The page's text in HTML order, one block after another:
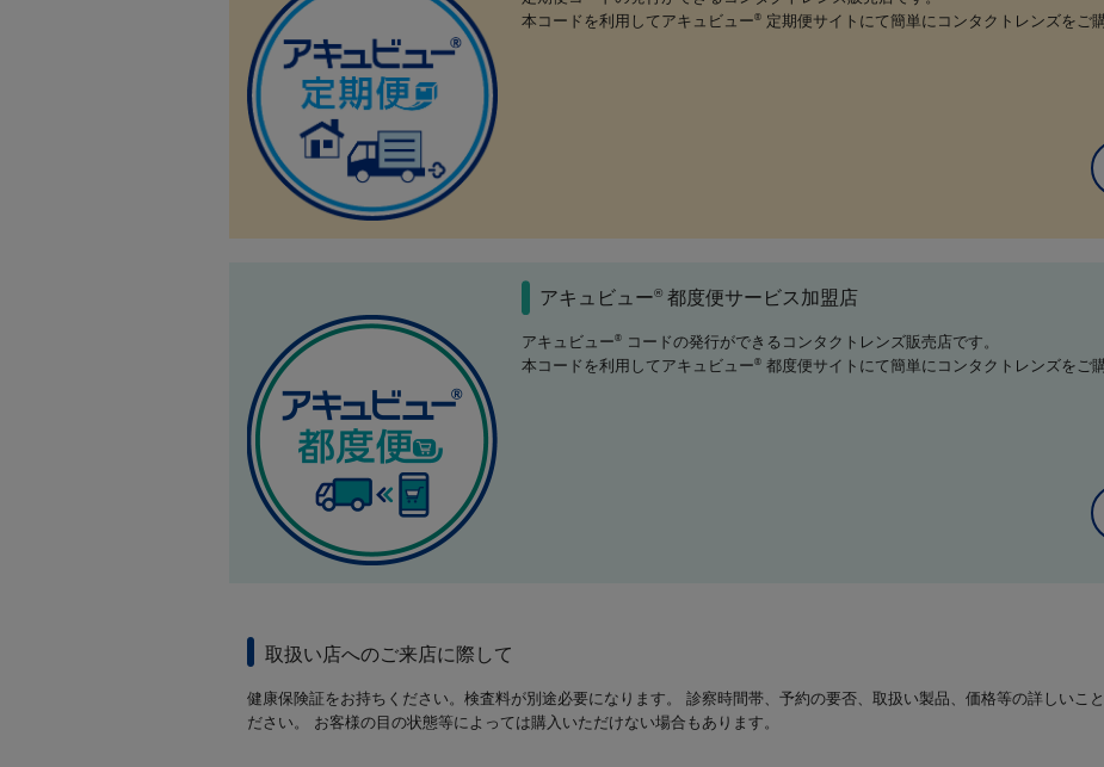
本コードを利用してアキュビュー® 定期便サイトにて簡単にコンタクトレンズをご
アキュビュー® 都度便サービス加盟店
アキュビュー®
コードの発行ができるコンタクトレンズ販売店です。
本コードを利用してアキュビュー® 都度便サイトにて簡単にコンタクトレンズをご
取扱い店へのご来店に際して
健康保険証をお持ちください。検査料が別途必要になります。 診察時間帯、予約の要否、取扱い製品、価格等の詳しいこ
ださい。 お客様の目の状態等によっては購入いただけない場合もあります。